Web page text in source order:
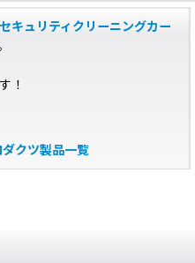
キュリティクリーニングカー
！
クツ製品一覧